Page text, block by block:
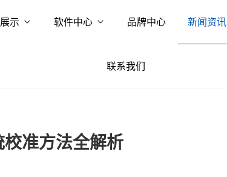
示 软件中心 品牌中心 新闻资讯
联系我们
准方法全解析